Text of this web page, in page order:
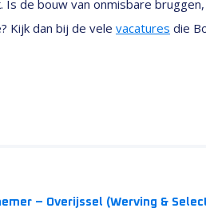
de bouw van onmisbare
Kijk dan bij de vele vacatures die
– Overijssel (Werving &